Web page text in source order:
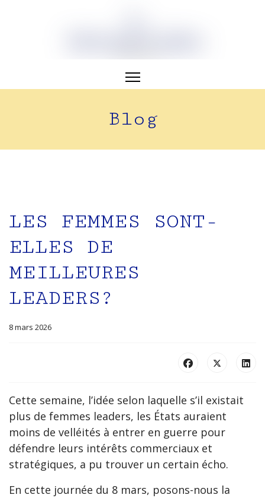
Blog
LES FEMMES SONT-
ELLES DE
MEILLEURES
LEADERS?
8 mars 2026
Cette semaine, l’idée selon laquelle s’il existait
plus de femmes leaders, les États auraient
moins de velléités à entrer en guerre pour
défendre leurs intérêts commerciaux et
stratégiques, a pu trouver un certain écho.
En cette journée du 8 mars, posons-nous la